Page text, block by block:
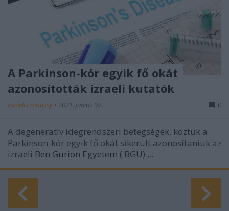
A Parkinson-kór egyik fő okát
azonosították izraeli kutatók
Israeli Embassy • 2021. június 02. 0
A dege­neratív idegrendszeri betegségek, köztük a
Parkinson-kór egyik fő okát sikerült azonosítaniuk az
izraeli Ben Gurion Egyetem ( BGU) ...